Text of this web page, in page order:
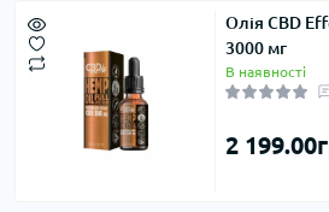
Олія CBD
3000 мг
В наявності
2